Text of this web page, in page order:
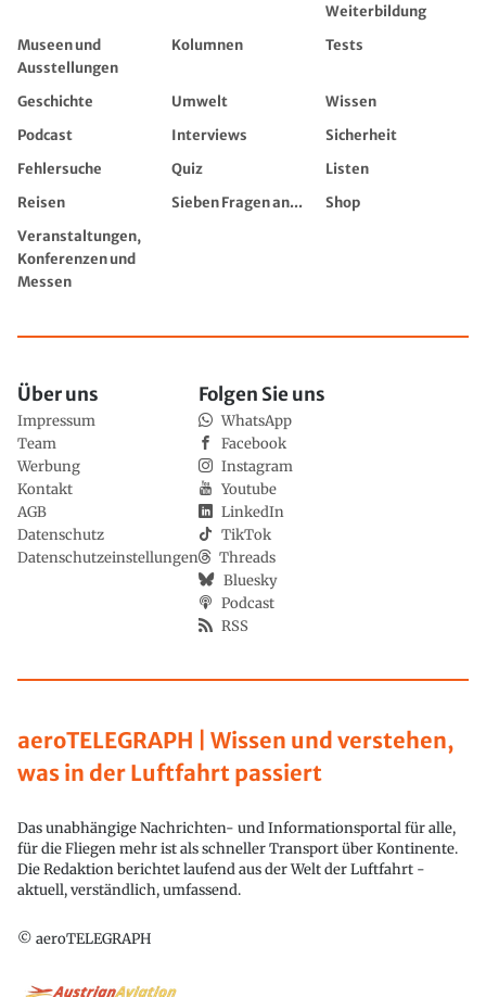
Weiterbildung
Museen und
Ausstellungen
Kolumnen Tests
Geschichte Umwelt
Wissen
Podcast
Interviews
Sicherheit
Fehlersuche
Quiz
Listen
Reisen
Sieben Fragen an...
Shop
Veranstaltungen,
Konferenzen und
Messen
aeroTELEGRAPH | Wissen und verstehen,
was in der Luftfahrt passiert
Das unabhängige Nachrichten- und Informationsportal für alle,
für die Fliegen mehr ist als schneller Transport über Kontinente.
Die Redaktion berichtet laufend aus der Welt der Luftfahrt -
aktuell, verständlich, umfassend.
© aeroTELEGRAPH
Über uns
Impressum
Team
Werbung
Kontakt
AGB
Datenschutz
Datenschutzeinstellungen
Folgen Sie uns
WhatsApp
Facebook
Instagram
Youtube
LinkedIn
TikTok
Threads
Bluesky
Podcast
RSS